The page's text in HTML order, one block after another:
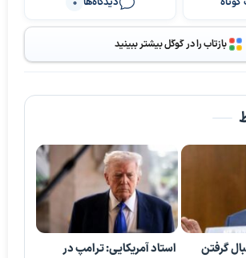
بازتاب را در گوگل بیشتر ببینید
گرفتن
استاد آمریکایی: ترامپ در